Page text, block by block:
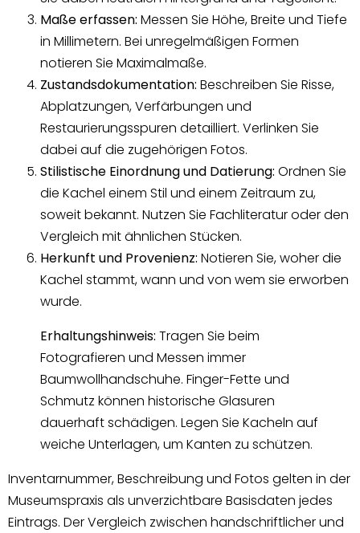
Maße erfassen: Messen Sie Höhe, Breite und Tiefe
in Millimetern. Bei unregelmäßigen Formen
notieren Sie Maximalmaße.
Zustandsdokumentation: Beschreiben Sie Risse,
Abplatzungen, Verfärbungen und
Restaurierungsspuren detailliert. Verlinken Sie
dabei auf die zugehörigen Fotos.
Stilistische Einordnung und Datierung: Ordnen Sie
die Kachel einem Stil und einem Zeitraum zu,
soweit bekannt. Nutzen Sie Fachliteratur oder den
Vergleich mit ähnlichen Stücken.
Herkunft und Provenienz: Notieren Sie, woher die
Kachel stammt, wann und von wem sie erworben
wurde.
Erhaltungshinweis: Tragen Sie beim
Fotografieren und Messen immer
Baumwollhandschuhe. Finger-Fette und
Schmutz können historische Glasuren
dauerhaft schädigen. Legen Sie Kacheln auf
weiche Unterlagen, um Kanten zu schützen.
Inventarnummer, Beschreibung und Fotos gelten in der
Museumspraxis als unverzichtbare Basisdaten jedes
Eintrags. Der Vergleich zwischen handschriftlicher und